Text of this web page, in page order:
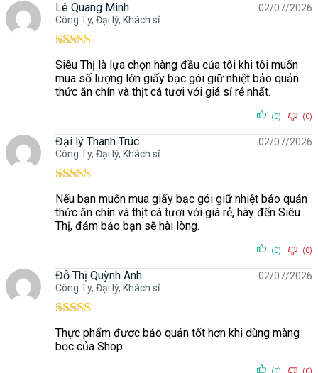
Lê Quang Minh
Công Ty, Đại lý, Khách sỉ
02/07/2026
Được xếp
hạng55 sao
Siêu Thị là lựa chọn hàng đầu của tôi khi tôi muốn
mua số lượng lớn giấy bạc gói giữ nhiệt bảo quản
thức ăn chín và thịt cá tươi với giá sỉ rẻ nhất.
(0) (0)
Đại lý Thanh Trúc
Công Ty, Đại lý, Khách sỉ
02/07/2026
Được xếp
hạng55 sao
Nếu bạn muốn mua giấy bạc gói giữ nhiệt bảo quản
thức ăn chín và thịt cá tươi với giá rẻ, hãy đến Siêu
Thị, đảm bảo bạn sẽ hài lòng.
(0) (0)
Đỗ Thị Quỳnh Anh
Công Ty, Đại lý, Khách sỉ
02/07/2026
Được xếp
hạng55 sao
Thực phẩm được bảo quản tốt hơn khi dùng màng
bọc của Shop.
(0) (0)